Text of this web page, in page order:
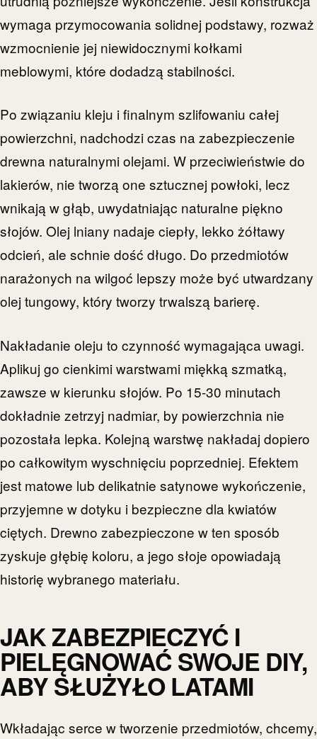
wymaga przymocowania solidnej podstawy, rozważ
wzmocnienie jej niewidocznymi kołkami
meblowymi, które dodadzą stabilności.
Po związaniu kleju i finalnym szlifowaniu całej
powierzchni, nadchodzi czas na zabezpieczenie
drewna naturalnymi olejami. W przeciwieństwie do
lakierów, nie tworzą one sztucznej powłoki, lecz
wnikają w głąb, uwydatniając naturalne piękno
słojów. Olej lniany nadaje ciepły, lekko żółtawy
odcień, ale schnie dość długo. Do przedmiotów
narażonych na wilgoć lepszy może być utwardzany
olej tungowy, który tworzy trwalszą barierę.
Nakładanie oleju to czynność wymagająca uwagi.
Aplikuj go cienkimi warstwami miękką szmatką,
zawsze w kierunku słojów. Po 15-30 minutach
dokładnie zetrzyj nadmiar, by powierzchnia nie
pozostała lepka. Kolejną warstwę nakładaj dopiero
po całkowitym wyschnięciu poprzedniej. Efektem
jest matowe lub delikatnie satynowe wykończenie,
przyjemne w dotyku i bezpieczne dla kwiatów
ciętych. Drewno zabezpieczone w ten sposób
zyskuje głębię koloru, a jego słoje opowiadają
historię wybranego materiału.
JAK ZABEZPIECZYĆ I
PIELĘGNOWAĆ SWOJE DIY,
ABY SŁUŻYŁO LATAMI
Wkładając serce w tworzenie przedmiotów, chcemy,